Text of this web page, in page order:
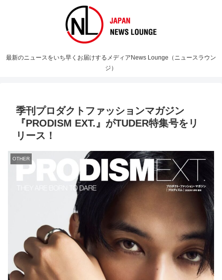
最新のニュースをいち早くお届けするメディアNews Lounge（ニュースラウン
ジ）
季刊プロダクトファッションマガジン
『PRODISM EXT.』がTUDER特集号をリ
リース！
OTHER